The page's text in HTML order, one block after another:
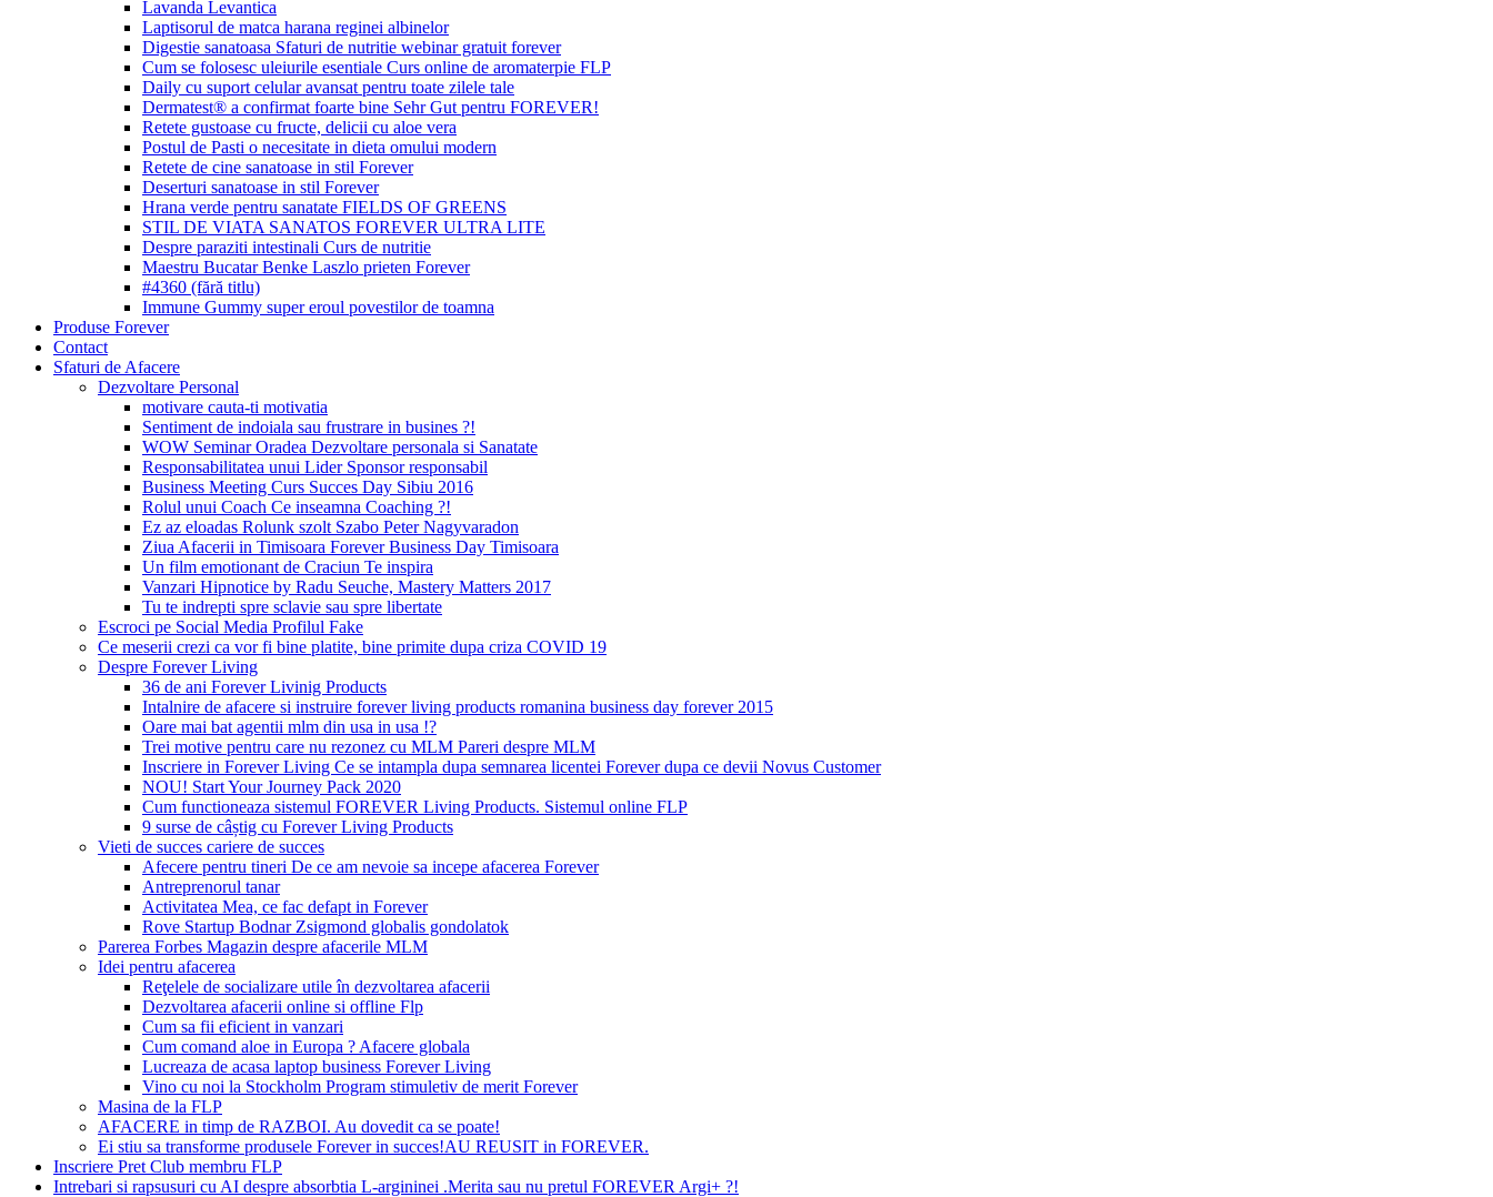
Lavanda Levantica
Laptisorul de matca harana reginei albinelor
Digestie sanatoasa Sfaturi de nutritie webinar gratuit forever
Cum se folosesc uleiurile esentiale Curs online de aromaterpie FLP
Daily cu suport celular avansat pentru toate zilele tale
Dermatest® a confirmat foarte bine Sehr Gut pentru FOREVER!
Retete gustoase cu fructe, delicii cu aloe vera
Postul de Pasti o necesitate in dieta omului modern
Retete de cine sanatoase in stil Forever
Deserturi sanatoase in stil Forever
Hrana verde pentru sanatate FIELDS OF GREENS
STIL DE VIATA SANATOS FOREVER ULTRA LITE
Despre paraziti intestinali Curs de nutritie
Maestru Bucatar Benke Laszlo prieten Forever
#4360 (fără titlu)
Immune Gummy super eroul povestilor de toamna
Produse Forever
Contact
Sfaturi de Afacere
Dezvoltare Personal
motivare cauta-ti motivatia
Sentiment de indoiala sau frustrare in busines ?!
WOW Seminar Oradea Dezvoltare personala si Sanatate
Responsabilitatea unui Lider Sponsor responsabil
Business Meeting Curs Succes Day Sibiu 2016
Rolul unui Coach Ce inseamna Coaching ?!
Ez az eloadas Rolunk szolt Szabo Peter Nagyvaradon
Ziua Afacerii in Timisoara Forever Business Day Timisoara
Un film emotionant de Craciun Te inspira
Vanzari Hipnotice by Radu Seuche, Mastery Matters 2017
Tu te indrepti spre sclavie sau spre libertate
Escroci pe Social Media Profilul Fake
Ce meserii crezi ca vor fi bine platite, bine primite dupa criza COVID 19
Despre Forever Living
36 de ani Forever Livinig Products
Intalnire de afacere si instruire forever living products romanina business day forever 2015
Oare mai bat agentii mlm din usa in usa !?
Trei motive pentru care nu rezonez cu MLM Pareri despre MLM
Inscriere in Forever Living Ce se intampla dupa semnarea licentei Forever dupa ce devii Novus Customer
NOU! Start Your Journey Pack 2020
Cum functioneaza sistemul FOREVER Living Products. Sistemul online FLP
9 surse de câștig cu Forever Living Products
Vieti de succes cariere de succes
Afecere pentru tineri De ce am nevoie sa incepe afacerea Forever
Antreprenorul tanar
Activitatea Mea, ce fac defapt in Forever
Rove Startup Bodnar Zsigmond globalis gondolatok
Parerea Forbes Magazin despre afacerile MLM
Idei pentru afacerea
Reţelele de socializare utile în dezvoltarea afacerii
Dezvoltarea afacerii online si offline Flp
Cum sa fii eficient in vanzari
Cum comand aloe in Europa ? Afacere globala
Lucreaza de acasa laptop business Forever Living
Vino cu noi la Stockholm Program stimuletiv de merit Forever
Masina de la FLP
AFACERE in timp de RAZBOI. Au dovedit ca se poate!
Ei stiu sa transforme produsele Forever in succes!AU REUSIT in FOREVER.
Inscriere Pret Club membru FLP
Intrebari si rapsusuri cu AI despre absorbtia L-argininei .Merita sau nu pretul FOREVER Argi+ ?!